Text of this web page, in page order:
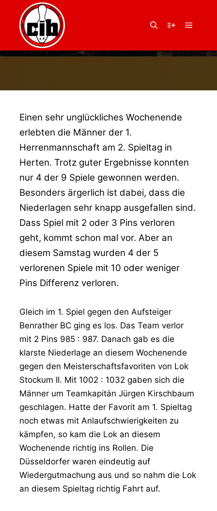
GUT, ABER GLÜCKLOS
GESPIELT
Einen sehr unglückliches Wochenende
erlebten die Männer der 1.
Herrenmannschaft am 2. Spieltag in
Herten. Trotz guter Ergebnisse konnten
nur 4 der 9 Spiele gewonnen werden.
Besonders ärgerlich ist dabei, dass die
Niederlagen sehr knapp ausgefallen sind.
Dass Spiel mit 2 oder 3 Pins verloren
geht, kommt schon mal vor. Aber an
diesem Samstag wurden 4 der 5
verlorenen Spiele mit 10 oder weniger
Pins Differenz verloren.
Gleich im 1. Spiel gegen den Aufsteiger
Benrather BC ging es los. Das Team verlor
mit 2 Pins 985 : 987. Danach gab es die
klarste Niederlage an diesem Wochenende
gegen den Meisterschaftsfavoriten von Lok
Stockum II. Mit 1002 : 1032 gaben sich die
Männer um Teamkapitän Jürgen Kirschbaum
geschlagen. Hatte der Favorit am 1. Spieltag
noch etwas mit Anlaufschwierigkeiten zu
kämpfen, so kam die Lok an diesem
Wochenende richtig ins Rollen. Die
Düsseldorfer waren eindeutig auf
Wiedergutmachung aus und so nahm die Lok
an diesem Spieltag richtig Fahrt auf.